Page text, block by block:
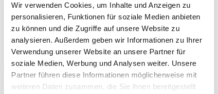
Wir verwenden Cookies, um Inhalte und Anzeigen zu
personalisieren, Funktionen für soziale Medien anbieten
zu können und die Zugriffe auf unsere Website zu
analysieren. Außerdem geben wir Informationen zu Ihrer
Verwendung unserer Website an unsere Partner für
soziale Medien, Werbung und Analysen weiter. Unsere
Partner führen diese Informationen möglicherweise mit
weiteren Daten zusammen, die Sie ihnen bereitgestellt
Kommt es zu einer Durchblutungsstörung des
Hüftkopfes, kann dies zu einem Absterben von
Knochengewebe in…
Omega-3-Fettsäuren
ERNÄHRUNG By Niels Schulz-Ruhtenberg